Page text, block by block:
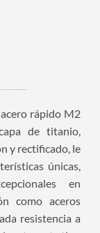
acero rápido M2
de titanio,
y rectificado, le
únicas,
en
como aceros
resistencia a